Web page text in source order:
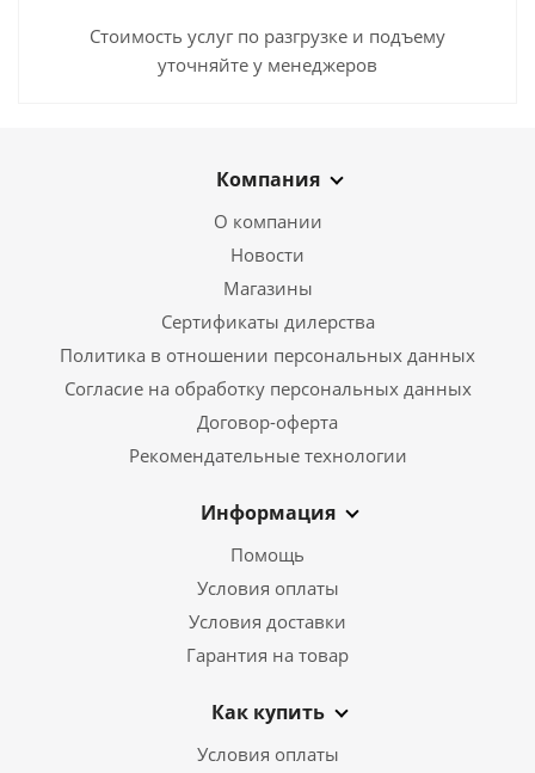
Стоимость услуг по разгрузке и подъему
уточняйте у менеджеров
Компания
О компании
Новости
Магазины
Сертификаты дилерства
Политика в отношении персональных данных
Согласие на обработку персональных данных
Договор-оферта
Рекомендательные технологии
Информация
Помощь
Условия оплаты
Условия доставки
Гарантия на товар
Как купить
Условия оплаты